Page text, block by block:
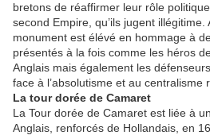
bretons de réaffirmer leur rôle
second Empire, qu’ils jugent illégitime.
monument est élévé en hommage à
présentés à la fois comme les héros
Anglais mais également les
face à l’absolutisme et au centralisme
La tour dorée de Camaret
La Tour dorée de Camaret est liée à
Anglais, renforcés de Hollandais, en